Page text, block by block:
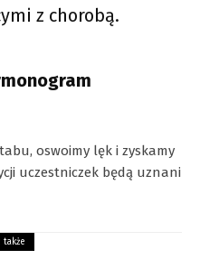
z chorobą.
oswoimy lęk i zyskamy
uczestniczek będą uznani
także